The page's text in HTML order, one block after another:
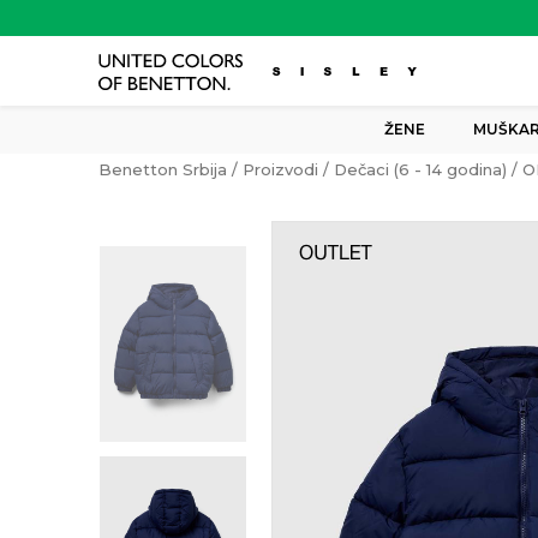
ŽENE
Benetton Srbija Proizvodi Dečaci (6 - 14 godina)